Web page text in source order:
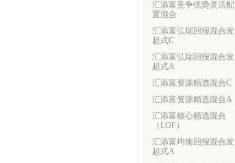
汇添富竞争优势灵活配
置混合
汇添富弘瑞回报混合发
起式C
汇添富弘瑞回报混合发
起式A
汇添富资源精选混合C
汇添富资源精选混合A
汇添富核心精选混合
（LOF）
汇添富均衡回报混合发
起式A